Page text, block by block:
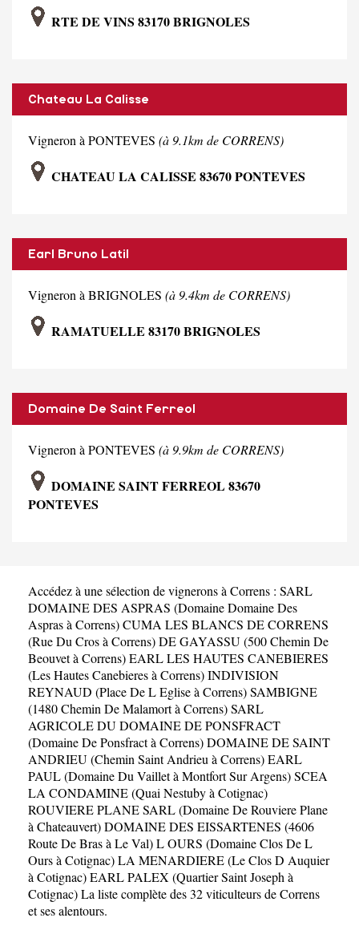
RTE DE VINS 83170 BRIGNOLES
Chateau La Calisse
Vigneron à PONTEVES (à 9.1km de CORRENS)
CHATEAU LA CALISSE 83670 PONTEVES
Earl Bruno Latil
Vigneron à BRIGNOLES (à 9.4km de CORRENS)
RAMATUELLE 83170 BRIGNOLES
Domaine De Saint Ferreol
Vigneron à PONTEVES (à 9.9km de CORRENS)
DOMAINE SAINT FERREOL 83670
PONTEVES
Accédez à une sélection de vignerons à Correns : SARL
DOMAINE DES ASPRAS (Domaine Domaine Des
Aspras à Correns)CUMA LES BLANCS DE CORRENS
(Rue Du Cros à Correns)DE GAYASSU (500 Chemin De
Beouvet à Correns)EARL LES HAUTES CANEBIERES
(Les Hautes Canebieres à Correns)INDIVISION
REYNAUD (Place De L Eglise à Correns)SAMBIGNE
(1480 Chemin De Malamort à Correns)SARL
AGRICOLE DU DOMAINE DE PONSFRACT
(Domaine De Ponsfract à Correns)DOMAINE DE SAINT
ANDRIEU (Chemin Saint Andrieu à Correns)EARL
PAUL (Domaine Du Vaillet à Montfort Sur Argens)SCEA
LA CONDAMINE (Quai Nestuby à Cotignac)
ROUVIERE PLANE SARL (Domaine De Rouviere Plane
à Chateauvert)DOMAINE DES EISSARTENES (4606
Route De Bras à Le Val)L OURS (Domaine Clos De L
Ours à Cotignac)LA MENARDIERE (Le Clos D Auquier
à Cotignac)EARL PALEX (Quartier Saint Joseph à
Cotignac)La liste complète des 32 viticulteurs de Correns
et ses alentours.